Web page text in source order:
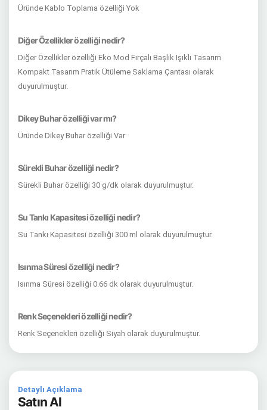
Üründe Kablo Toplama özelliği Yok
Diğer Özellikler özelliği nedir?
Diğer Özellikler özelliği Eko Mod Fırçalı Başlık Işıklı Tasarım
Kompakt Tasarım Pratik Ütüleme Saklama Çantası olarak
duyurulmuştur.
Dikey Buhar özelliği var mı?
Üründe Dikey Buhar özelliği Var
Sürekli Buhar özelliği nedir?
Sürekli Buhar özelliği 30 g/dk olarak duyurulmuştur.
Su Tankı Kapasitesi özelliği nedir?
Su Tankı Kapasitesi özelliği 300 ml olarak duyurulmuştur.
Isınma Süresi özelliği nedir?
Isınma Süresi özelliği 0.66 dk olarak duyurulmuştur.
Renk Seçenekleri özelliği nedir?
Renk Seçenekleri özelliği Siyah olarak duyurulmuştur.
Detaylı Açıklama
Satın Al